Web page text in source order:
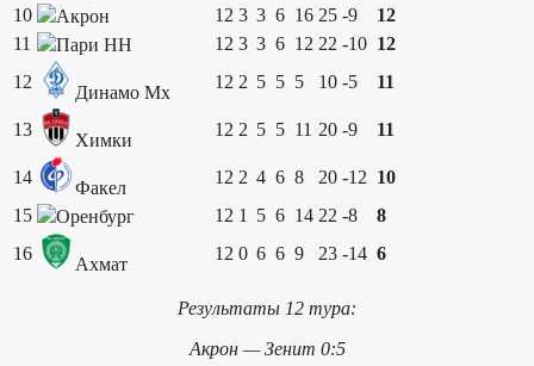
10
Акрон 12 3 3 6 16 25 -9
12
11
Пари НН 12 3 3 6 12 22 -10 12
12
Динамо Мх
12 2 5 5 5 10 -5 11
13
Химки
12 2 5 5 11 20 -9 11
14
Факел
12 2 4 6 8 20 -12 10
15
Оренбург 12 1 5 6 14 22 -8
8
16
Ахмат
12 0 6 6 9 23 -14 6
Результаты 12 тура:
Акрон — Зенит 0:5